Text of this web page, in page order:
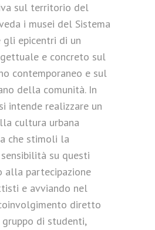
sul territorio del
i musei del Sistema
gli epicentri di un
e concreto sul
contemporaneo e sul
della comunità. In
intende realizzare un
cultura urbana
che stimoli la
su questi
alla partecipazione
e avviando nel
diretto
di studenti,